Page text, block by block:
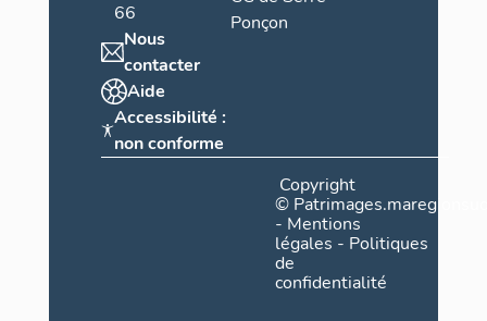
66
Nous
contacter
Aide
Accessibilité :
non conforme
Ponçon
Copyright
©
- Mentions
légales - Politiques
de
confidentialité